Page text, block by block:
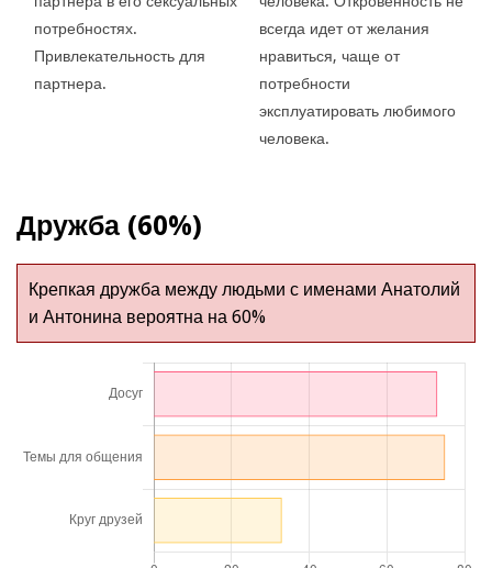
потребностях.
Привлекательность для
партнера.
всегда идет от желания
нравиться, чаще от
потребности
эксплуатировать любимого
человека.
Дружба (60%)
Крепкая дружба между людьми с именами Анатолий
и Антонина вероятна на 60%